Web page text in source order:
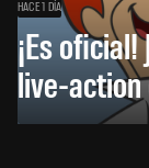
HACE 1 DÍA
¡Es
live-action